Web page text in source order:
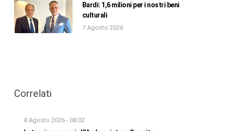
Bardi: 1,6 milioni per i nostri beni
culturali
7 Agosto 2026
Correlati
8 Agosto 2026 - 08:02